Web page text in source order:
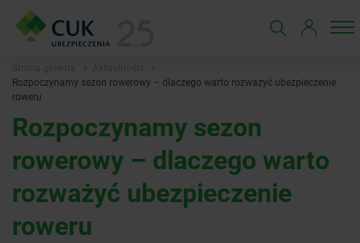
Rozpoczynamy sezon rowerowy – dlaczego warto rozważyć ubezpieczenie
roweru
Rozpoczynamy sezon
rowerowy – dlaczego warto
rozważyć ubezpieczenie
roweru